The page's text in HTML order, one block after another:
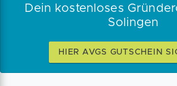
Dein kostenloses
Solingen
HIER AVGS GUTSCHEIN